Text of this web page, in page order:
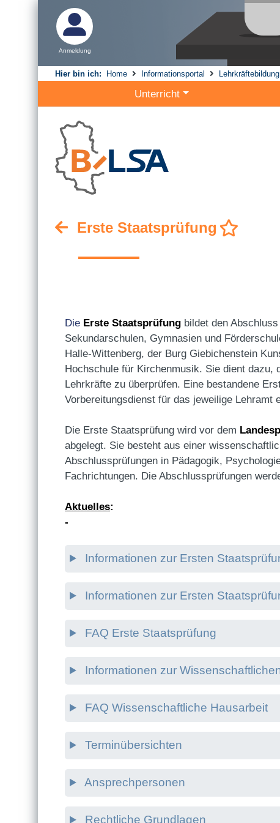
Anmeldung
Hier bin ich: Home Informationsportal Lehrkräftebildung
Unterricht
Erste Staatsprüfung
Die Erste Staatsprüfung bildet den
Sekundarschulen, Gymnasien und
Halle-Wittenberg, der Burg Giebichenstein
Hochschule für Kirchenmusik. Sie dient dazu,
Lehrkräfte zu überprüfen. Eine bestandene
Vorbereitungsdienst für das jeweilige Lehramt
Die Erste Staatsprüfung wird vor dem
abgelegt. Sie besteht aus einer
Abschlussprüfungen in Pädagogik,
Fachrichtungen. Die Abschlussprüfungen
Aktuelles:
-
Informationen zur Ersten
Informationen zur Ersten
FAQ Erste Staatsprüfung
Informationen zur
FAQ Wissenschaftliche Hausarbeit
Terminübersichten
Ansprechpersonen
Rechtliche Grundlagen